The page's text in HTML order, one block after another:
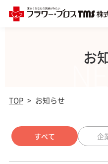
お
TOP > お知らせ
すべて 企